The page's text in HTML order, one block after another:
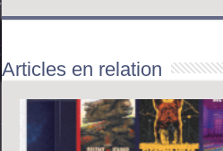
Articles en relation